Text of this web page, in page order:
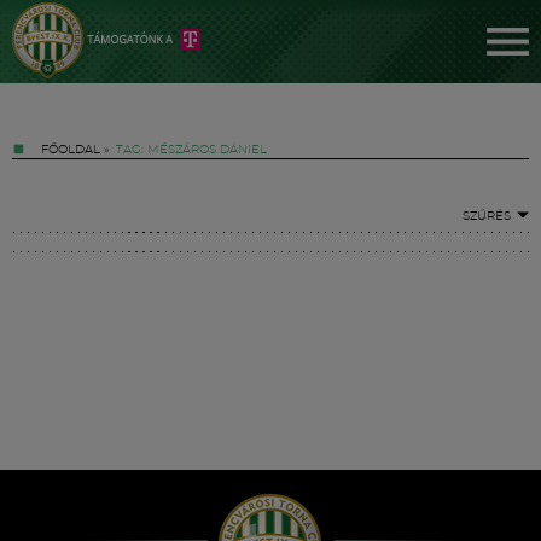
FŐOLDAL » TAG: MÉSZÁROS DÁNIEL
SZŰRÉS
Hírek